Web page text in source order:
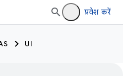
प्रवेश करें
UI